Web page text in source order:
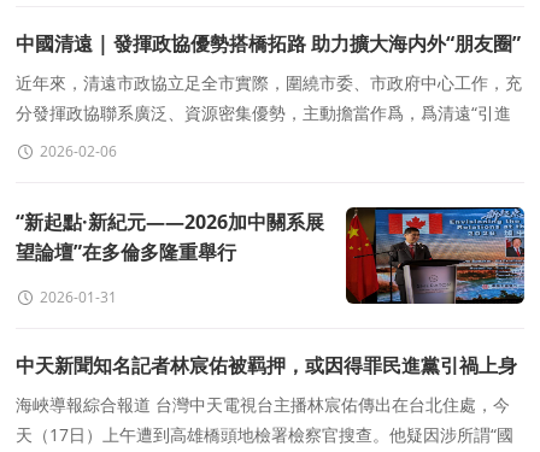
中國清遠 | 發揮政協優勢搭橋拓路 助力擴大海内外“朋友圈”
近年來，清遠市政協立足全市實際，圍繞市委、市政府中心工作，充
分發揮政協聯系廣泛、資源密集優勢，主動擔當作爲，爲清遠“引進
來”“走出去”，擴大海内外“朋友圈”作出了積極貢獻。
2026-02-06
“新起點·新紀元——2026加中關系展
望論壇”在多倫多隆重舉行
2026-01-31
中天新聞知名記者林宸佑被羁押，或因得罪民進黨引禍上身
海峽導報綜合報道 台灣中天電視台主播林宸佑傳出在台北住處，今
天（17日）上午遭到高雄橋頭地檢署檢察官搜查。他疑因涉所謂“國